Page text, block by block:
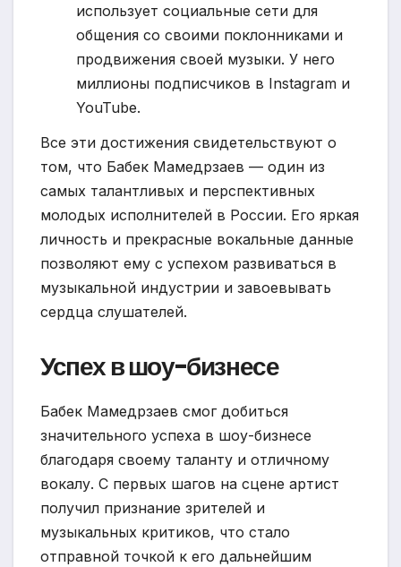
использует социальные сети для
общения со своими поклонниками и
продвижения своей музыки. У него
миллионы подписчиков в Instagram и
YouTube.
Все эти достижения свидетельствуют о
том, что Бабек Мамедрзаев — один из
самых талантливых и перспективных
молодых исполнителей в России. Его яркая
личность и прекрасные вокальные данные
позволяют ему с успехом развиваться в
музыкальной индустрии и завоевывать
сердца слушателей.
Успех в шоу-бизнесе
Бабек Мамедрзаев смог добиться
значительного успеха в шоу-бизнесе
благодаря своему таланту и отличному
вокалу. С первых шагов на сцене артист
получил признание зрителей и
музыкальных критиков, что стало
отправной точкой к его дальнейшим